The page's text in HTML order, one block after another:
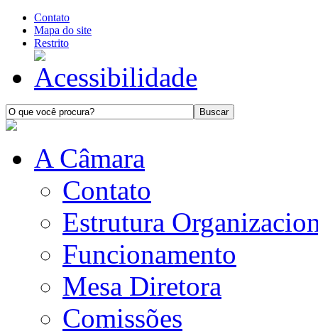
Contato
Mapa do site
Restrito
A Câmara
Contato
Estrutura
Funcionamento
Mesa Diretora
Comissões